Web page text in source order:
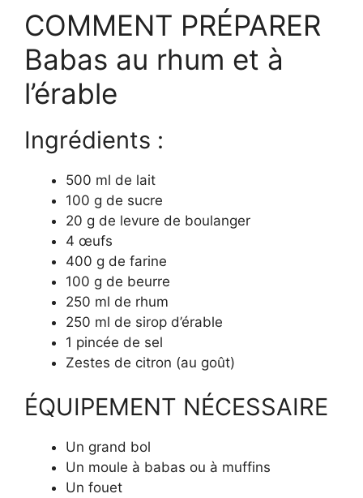
COMMENT PRÉPARER
Babas au rhum et à
l’érable
Ingrédients :
500 ml de lait
100 g de sucre
20 g de levure de boulanger
4 œufs
400 g de farine
100 g de beurre
250 ml de rhum
250 ml de sirop d’érable
1 pincée de sel
Zestes de citron (au goût)
ÉQUIPEMENT NÉCESSAIRE
Un grand bol
Un moule à babas ou à muffins
Un fouet